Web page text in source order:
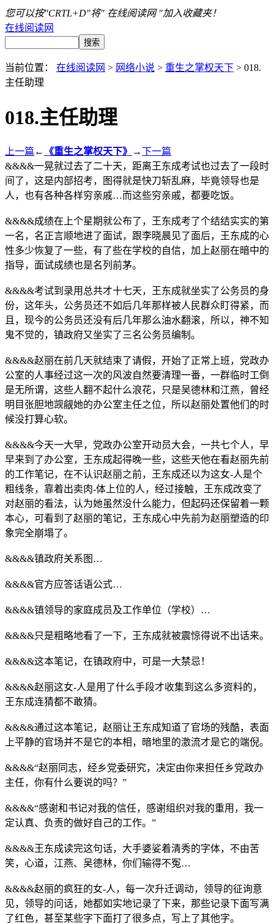
您可以按"CRTL+D"将" 在线阅读网 "加入收藏夹！
在线阅读网
当前位置： 在线阅读网 > 网络小说 > 重生之掌权天下 > 018.
主任助理
018.主任助理
上一篇 ← 《重生之掌权天下》 →下一篇
&&&&一晃就过去了二十天，距离王东成考试也过去了一段时
间了，这是内部招考，图得就是快刀斩乱麻，毕竟领导也是
人，也有各种各样穷亲戚…而这些穷亲戚，都要吃饭。
&&&&成绩在上个星期就公布了，王东成考了个结结实实的第
一名，名正言顺地进了面试，跟李晓晨见了面后，王东成的心
性多少恢复了一些，有了些在学校的自信，加上赵丽在暗中的
指导，面试成绩也是名列前茅。
&&&&考试到录用总共才十七天，王东成就坐实了公务员的身
份，这年头，公务员还不如后几年那样被人民群众盯得紧，而
且，现今的公务员还没有后几年那么油水翻滚，所以，神不知
鬼不觉的，镇政府又坐实了三名公务员编制。
&&&&赵丽在前几天就结束了请假，开始了正常上班，党政办
公室的人事经过这一次的风波自然要清理一番，一群临时工倒
是无所谓，这些人翻不起什么浪花，只是吴德林和江燕，曾经
明目张胆地觊觎她的办公室主任之位，所以赵丽处置他们的时
候没打算心软。
&&&&今天一大早，党政办公室开动员大会，一共七个人，早
早来到了办公室，王东成起得晚一些，这些天他在看赵丽先前
的工作笔记，在不认识赵丽之前，王东成还以为这女-人是个
粗线条，靠着出卖肉-体上位的人，经过接触，王东成改变了
对赵丽的看法，认为她虽然没什么能力，但起码还保留着一颗
本心，可看到了赵丽的笔记，王东成心中先前为赵丽塑造的印
象完全崩塌了。
&&&&镇政府关系图…
&&&&官方应答话语公式…
&&&&镇领导的家庭成员及工作单位（学校）…
&&&&只是粗略地看了一下，王东成就被震惊得说不出话来。
&&&&这本笔记，在镇政府中，可是一大禁忌！
&&&&赵丽这女-人是用了什么手段才收集到这么多资料的，
王东成连猜都不敢猜。
&&&&通过这本笔记，赵丽让王东成知道了官场的残酷，表面
上平静的官场并不是它的本相，暗地里的激流才是它的端倪。
&&&&“赵丽同志，经乡党委研究，决定由你来担任乡党政办
主任，你有什么要说的吗？”
&&&&“感谢和书记对我的信任，感谢组织对我的重用，我一
定认真、负责的做好自己的工作。”
&&&&王东成读完这句话，大手婆娑着清秀的字体，不由苦
笑，心道，江燕、吴德林，你们输得不冤…
&&&&赵丽的疯狂的女-人，每一次升迁调动，领导的征询意
见，领导的问话，她都如实地记录了下来，那些记录下面写满
了红色，甚至某些字下面打了很多点，写上了其他字。